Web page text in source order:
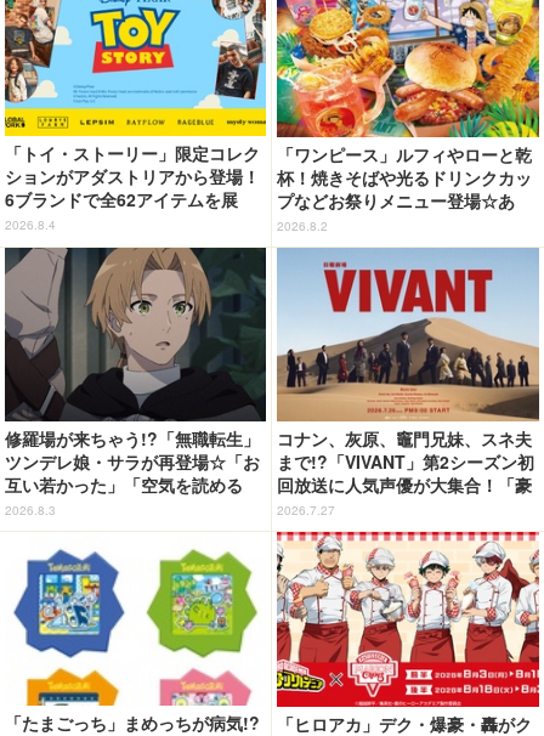
「トイ・ストーリー」限定コレク
ションがアダストリアから登場！
6ブランドで全62アイテムを展
開 店舗で購入するとオリジナル
マグネットをプレゼント☆
2026.8.4
「ワンピース」ルフィやローと乾
杯！焼きそばや光るドリンクカッ
プなどお祭りメニュー登場☆あ
の“麦わら帽子”もグッズ化!? 【U
SJ「ワンピース・プレミア・サマ
ー」が開幕】
2026.8.2
修羅場が来ちゃう!?「無職転生」
ツンデレ娘・サラが再登場☆「お
互い若かった」「空気を読める
嫁」「嫁が3人になりそうなフラ
グ」【第6話ネタバレあり反応ま
とめ】
2026.8.3
コナン、灰原、竈門兄妹、スネ夫
まで!?「VIVANT」第2シーズン初
回放送に人気声優が大集合！「豪
華すぎる」花江夏樹＆鬼頭明里＆
関智一＆高山みなみら出演
2026.7.27
「たまごっち」まめっちが病気!?
「ヒロアカ」デク・爆豪・轟がク